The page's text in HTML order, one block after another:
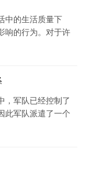
中的生活质量下
响的行为。对于许
，军队已经控制了
此军队派遣了一个